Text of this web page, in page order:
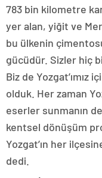
783 bin kilometre
yer alan, yiğit ve
bu ülkenin
gücüdür. Sizler hiç
Biz de Yozgat’ımız
olduk. Her zaman
eserler sunmanın
kentsel dönüşüm
Yozgat’ın her
dedi.